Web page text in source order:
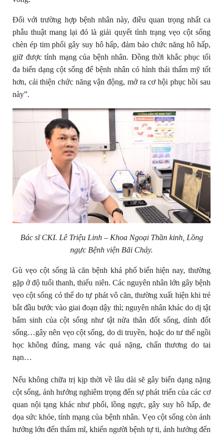
Đối với trường hợp bệnh nhân này, điều quan trọng nhất ca
phẫu thuật mang lại đó là giải quyết tình trạng vẹo cột sống
chèn ép tim phổi gây suy hô hấp, đảm bảo chức năng hô hấp,
giữ được tính mạng của bệnh nhân. Đồng thời khắc phục tối
đa biến dạng cột sống để bệnh nhân có hình thái thẩm mỹ tốt
hơn, cải thiện chức năng vận động, mở ra cơ hội phục hồi sau
này”.
Bác sĩ CKI. Lê Triệu Linh – Khoa Ngoại Thần kinh, Lồng
ngực Bệnh viện Bãi Cháy.
Gù vẹo cột sống là căn bệnh khá phổ biến hiện nay, thường
gặp ở độ tuổi thanh, thiếu niên. Các nguyên nhân lớn gây bệnh
vẹo cột sống có thể do tự phát vô căn, thường xuất hiện khi trẻ
bắt đầu bước vào giai đoạn dậy thì; nguyên nhân khác do dị tật
bẩm sinh của cột sống như tật nửa thân đốt sống, dính đốt
sống…gây nên vẹo cột sống, do di truyền, hoặc do tư thế ngồi
học không đúng, mang vác quá nặng, chấn thương do tai
nạn…
Nếu không chữa trị kịp thời về lâu dài sẽ gây biến dạng nặng
cột sống, ảnh hưởng nghiêm trọng đến sự phát triển của các cơ
quan nội tạng khác như phổi, lồng ngực, gây suy hô hấp, đe
dọa sức khỏe, tính mạng của bệnh nhân. Vẹo cột sống còn ảnh
hưởng lớn đến thẩm mĩ, khiến người bệnh tự ti, ảnh hưởng đến